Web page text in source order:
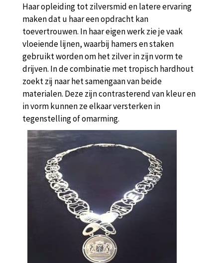
Haar opleiding tot zilversmid en latere ervaring
maken dat u haar een opdracht kan
toevertrouwen. In haar eigen werk zie je vaak
vloeiende lijnen, waarbij hamers en staken
gebruikt worden om het zilver in zijn vorm te
drijven. In de combinatie met tropisch hardhout
zoekt zij naar het samengaan van beide
materialen. Deze zijn contrasterend van kleur en
in vorm kunnen ze elkaar versterken in
tegenstelling of omarming.